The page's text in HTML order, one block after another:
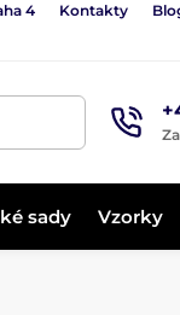
4 Kontakty
sady Vzorky